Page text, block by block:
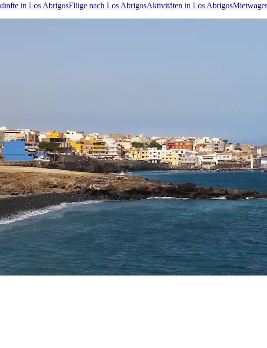
in Los AbrigosFlüge nach Los AbrigosAktivitäten in Los Abrigos